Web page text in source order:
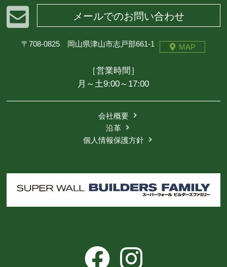
メールでのお問い合わせ
〒708-0825 岡山県津山市志戸部661-1 MAP
［営業時間］
月～土9:00～17:00
会社概要
沿革
個人情報保護方針